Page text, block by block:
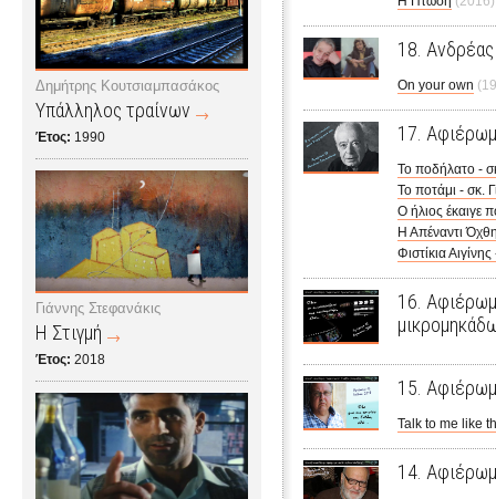
Δημήτρης Κουτσιαμπασάκος
Υπάλληλος τραίνων
Έτος: 1990
Γιάννης Στεφανάκις
Η Στιγμή
Έτος: 2018
18.
On your own
17.
Το ποδήλατο -
Το ποτάμι - σκ.
Ο ήλιος έκαιγε
Η Απέναντι
Φιστίκια
16.
15.
Talk to me like
14.